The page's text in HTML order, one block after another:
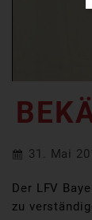
31. Mai
Der LFV
zu